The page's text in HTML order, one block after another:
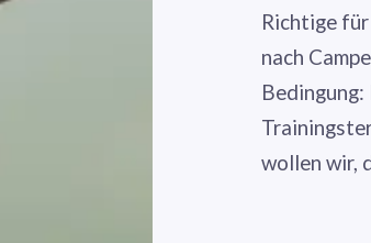
Richtige
nach
wollen wir,